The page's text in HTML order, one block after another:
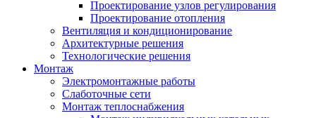
Проектирование узлов регулирования
Проектирование отопления
Вентиляция и кондиционирование
Архитектурные решения
Технологические решения
Монтаж
Электромонтажные работы
Слаботочные сети
Монтаж теплоснабжения